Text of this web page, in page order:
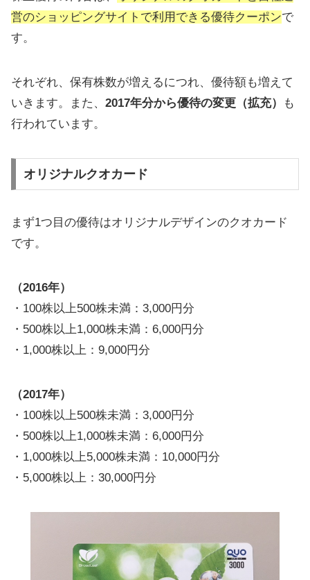
営のショッピングサイトで利用できる優待クーポンで
す。
それぞれ、保有株数が増えるにつれ、優待額も増えて
いきます。また、 2017年分から優待の変更（拡充）
も
行われています。
オリジナルクオカード
まず1つ目の優待はオリジナルデザインのクオカード
です。
（2016年）
・100株以上500株未満：3,000円分
・500株以上1,000株未満：6,000円分
・1,000株以上：9,000円分
（2017年）
・100株以上500株未満：3,000円分
・500株以上1,000株未満：6,000円分
・1,000株以上5,000株未満：10,000円分
・5,000株以上：30,000円分